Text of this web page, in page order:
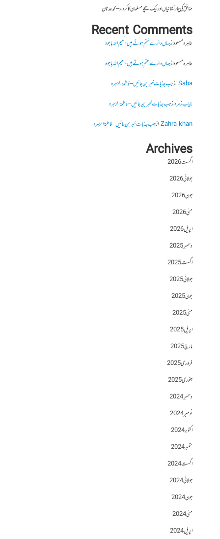
منافق کی چار نشانیاں اور ایک سچے مسلمان کا کردار – محمد عدنان
Recent Comments
طاہرہ مسعودازجہاں دائرے ختم ہوتے ہیں- نعیم اللہ باجوہ
طاہرہ مسعودازجہاں دائرے ختم ہوتے ہیں- نعیم اللہ باجوہ
Sabaازجب جذبات خبر بن جائیں – فاطمۃالزہرہ
نایاب زہرہازجب جذبات خبر بن جائیں – فاطمۃالزہرہ
Zahra khanازجب جذبات خبر بن جائیں – فاطمۃالزہرہ
Archives
اگست 2026
جولائی 2026
جون 2026
مئی 2026
اپریل 2026
دسمبر 2025
اگست 2025
جولائی 2025
جون 2025
مئی 2025
اپریل 2025
مارچ 2025
فروری 2025
جنوری 2025
دسمبر 2024
نومبر 2024
اکتوبر 2024
ستمبر 2024
اگست 2024
جولائی 2024
جون 2024
مئی 2024
اپریل 2024